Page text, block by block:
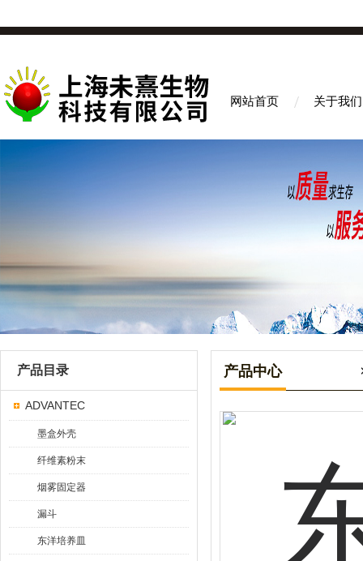
网站首页 关于我们
产品目录
ADVANTEC
墨盒外壳
纤维素粉末
烟雾固定器
漏斗
东洋培养皿
产品中心